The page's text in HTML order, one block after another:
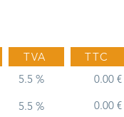
TVA
TTC
5.5 %
0.00 €
5.5 %
0.00 €